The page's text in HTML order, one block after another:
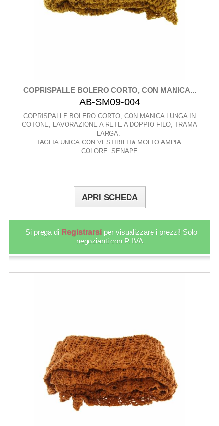
COPRISPALLE BOLERO CORTO, CON MANICA...
AB-SM09-004
COPRISPALLE BOLERO CORTO, CON MANICA LUNGA IN
COTONE, LAVORAZIONE A RETE A DOPPIO FILO, TRAMA
LARGA.
TAGLIA UNICA CON VESTIBILITà MOLTO AMPIA.
COLORE: SENAPE
APRI SCHEDA
Si prega di Registrarsi per visualizzare i prezzi! Solo
negozianti con P. IVA